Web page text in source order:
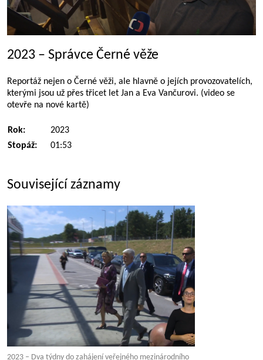
2023 – Správce Černé věže
Reportáž nejen o Černé věži, ale hlavně o jejích provozovatelích,
kterými jsou už přes třicet let Jan a Eva Vančurovi. (video se
otevře na nové kartě)
Rok:
2023
Stopáž:
01:53
Související záznamy
2023 – Dva týdny do zahájení veřejného mezinárodního